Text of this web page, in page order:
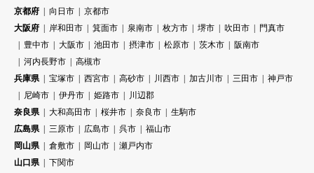
京都府
向日市
京都市
大阪府
岸和田市 箕面市 泉南市 枚方市 堺市 吹田市
門真市
豊中市
大阪市 池田市 摂津市 松原市 茨木市
阪南市
河内長野市
高槻市
兵庫県
宝塚市 西宮市 高砂市 川西市 加古川市 三田市
神戸市
尼崎市
伊丹市 姫路市
川辺郡
奈良県
大和高田市 桜井市 奈良市
生駒市
広島県
三原市 広島市 呉市
福山市
岡山県
倉敷市 岡山市
瀬戸内市
山口県
下関市